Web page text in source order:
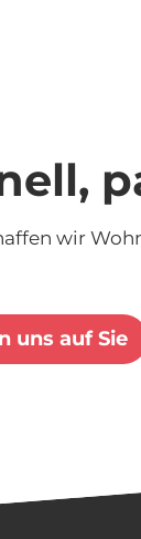
wir
uns auf Sie